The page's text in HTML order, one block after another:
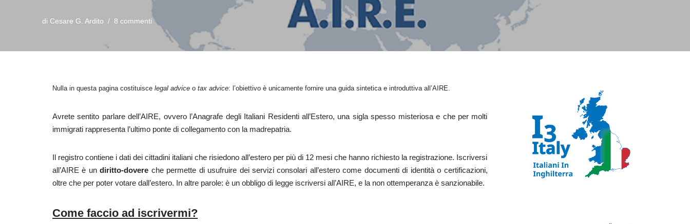
di Cesare G. Ardito 8 commenti
Nulla in questa pagina costituisce legal advice o tax advice: l’obiettivo è unicamente fornire una guida sintetica e introduttiva all’AIRE.
Avrete sentito parlare dell’AIRE, ovvero l’Anagrafe degli Italiani Residenti all’Estero, una sigla spesso misteriosa e che per molti
immigrati rappresenta l’ultimo ponte di collegamento con la madrepatria.
Il registro contiene i dati dei cittadini italiani che risiedono all’estero per più di 12 mesi che hanno richiesto la registrazione. Iscriversi
all’AIRE è undiritto-dovere che permette di usufruire dei servizi consolari all’estero come documenti di identità o certificazioni,
oltre che per poter votare dall’estero. In altre parole: è un obbligo di legge iscriversi all’AIRE, e la non ottemperanza è sanzionabile.
Come faccio ad iscrivermi?